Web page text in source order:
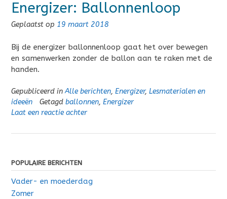
Energizer: Ballonnenloop
Geplaatst op 19 maart 2018
Bij de energizer ballonnenloop gaat het over bewegen
en samenwerken zonder de ballon aan te raken met de
handen.
Gepubliceerd inAlle berichten, Energizer, Lesmaterialen en
ideeën
Getagd ballonnen, Energizer
Laat een reactie achter
POPULAIRE BERICHTEN
Vader- en moederdag
Zomer